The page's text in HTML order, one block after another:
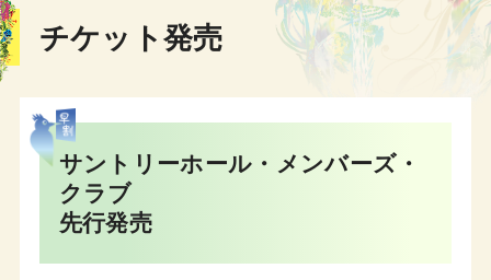
5月19日
130/133 サラ・ビトロック（ヴァイオリ
ン）による解説 【演奏付き】
5月19日
【動画】中村太地×辻本玲×佐藤卓史 ブラ
ームス：ピアノ三重奏曲第1番より／プレシ
ャス1pm Vol.1 青春ブラームス
チケット発売
サントリーホール・メンバーズ・
クラブ
先行発売